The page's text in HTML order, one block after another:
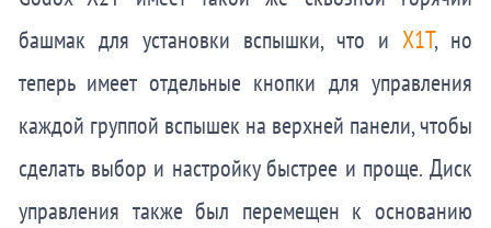
башмак для установки вспышки, что и X1T, но
теперь имеет отдельные кнопки для управления
каждой группой вспышек на верхней панели, чтобы
сделать выбор и настройку быстрее и проще. Диск
управления также был перемещен к основанию